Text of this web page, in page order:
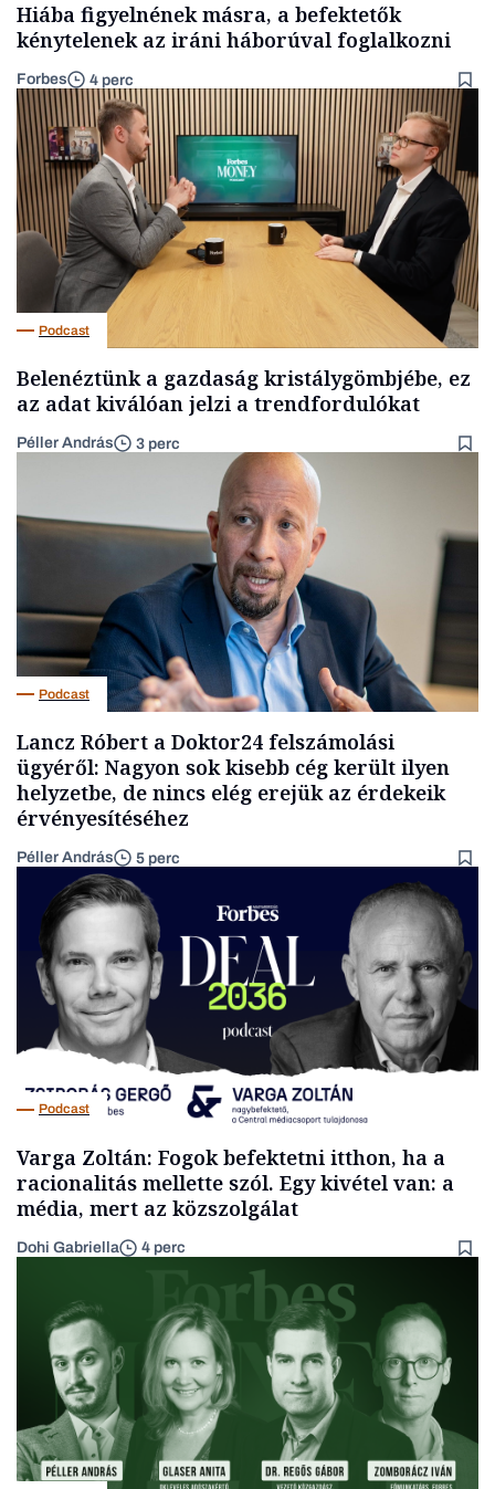
Hiába figyelnének másra, a befektetők
kénytelenek az iráni háborúval foglalkozni
Forbes 4 perc
Podcast
Belenéztünk a gazdaság kristálygömbjébe, ez
az adat kiválóan jelzi a trendfordulókat
Péller András 3 perc
Podcast
Lancz Róbert a Doktor24 felszámolási
ügyéről: Nagyon sok kisebb cég került ilyen
helyzetbe, de nincs elég erejük az érdekeik
érvényesítéséhez
Péller András 5 perc
Podcast
Varga Zoltán: Fogok befektetni itthon, ha a
racionalitás mellette szól. Egy kivétel van: a
média, mert az közszolgálat
Dohi Gabriella 4 perc